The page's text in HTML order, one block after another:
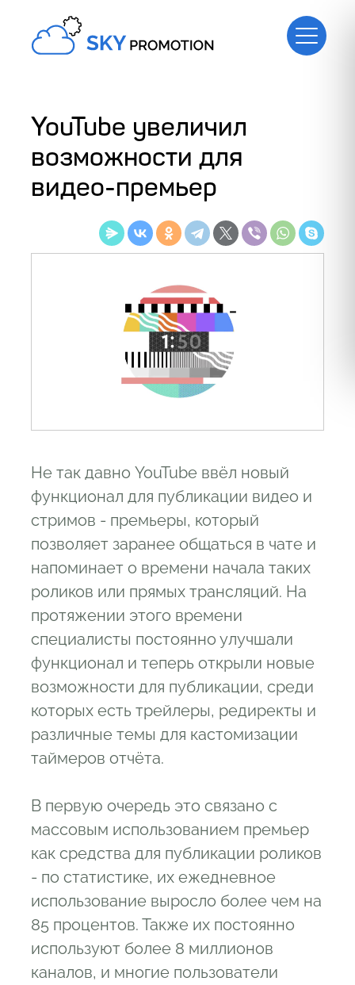
YouTube увеличил
возможности для
видео-премьер
Не так давно YouTube ввёл новый
функционал для публикации видео и
стримов - премьеры, который
позволяет заранее общаться в чате и
напоминает о времени начала таких
роликов или прямых трансляций. На
протяжении этого времени
специалисты постоянно улучшали
функционал и теперь открыли новые
возможности для публикации, среди
которых есть трейлеры, редиректы и
различные темы для кастомизации
таймеров отчёта.
В первую очередь это связано с
массовым использованием премьер
как средства для публикации роликов
- по статистике, их ежедневное
использование выросло более чем на
85 процентов. Также их постоянно
используют более 8 миллионов
каналов, и многие пользователи